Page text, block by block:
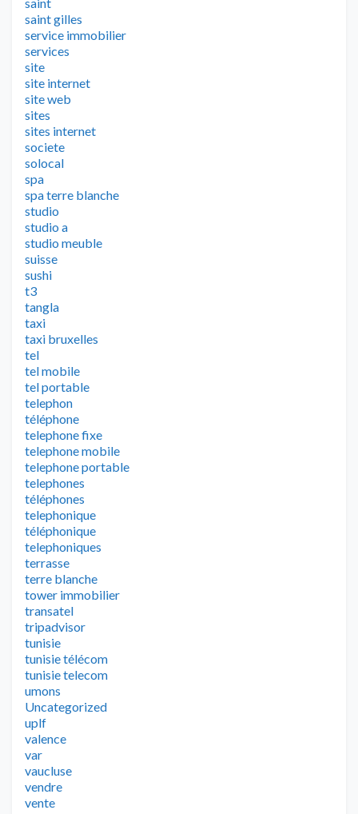
saint gilles
service immobilier
services
site
site internet
site web
sites
sites internet
societe
solocal
spa
spa terre blanche
studio
studio a
studio meuble
suisse
sushi
t3
tangla
taxi
taxi bruxelles
tel
tel mobile
tel portable
telephon
téléphone
telephone fixe
telephone mobile
telephone portable
telephones
téléphones
telephonique
téléphonique
telephoniques
terrasse
terre blanche
tower immobilier
transatel
tripadvisor
tunisie
tunisie télécom
tunisie telecom
umons
Uncategorized
uplf
valence
var
vaucluse
vendre
vente